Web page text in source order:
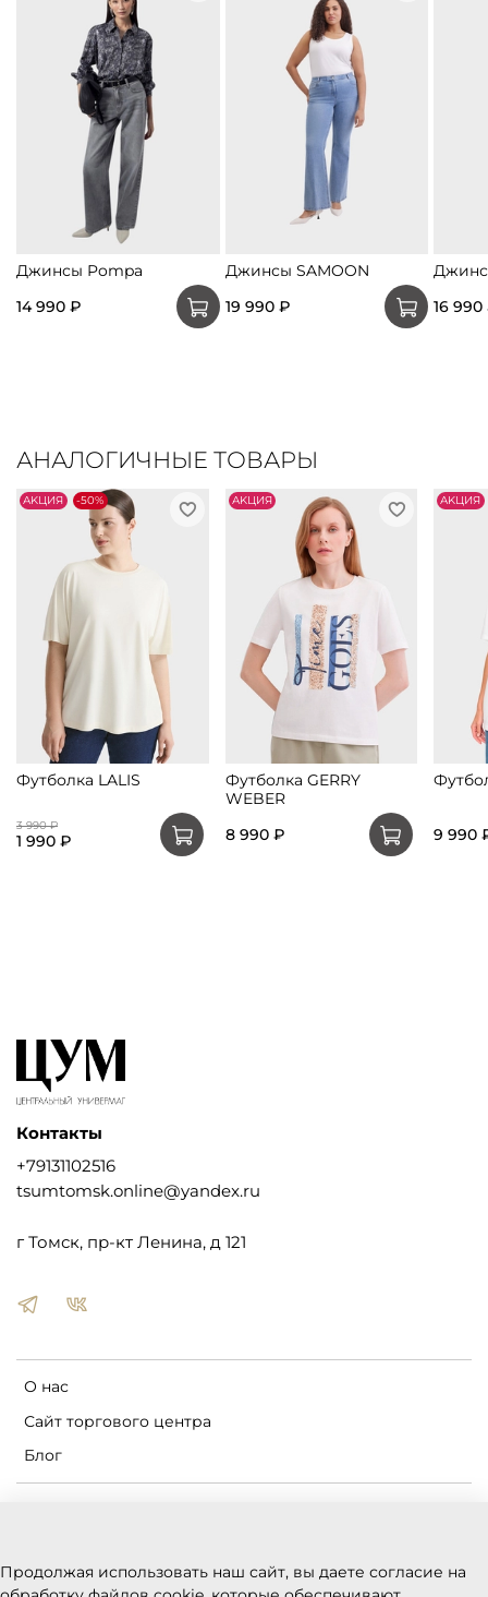
Джинсы Pompa
14 990 ₽
Джинсы SAMOON
19 990 ₽
16
АНАЛОГИЧНЫЕ ТОВАРЫ
АKЦИЯ -50%
Футболка LALIS
3 990 ₽
1 990 ₽
АKЦИЯ
Футболка GERRY
WEBER
8 990 ₽
АKЦИЯ
9 990
О нас
Сайт торгового центра
Блог
Условия обмена и возврата
Контакты
+79131102516
tsumtomsk.online@yandex.ru
г Томск, пр-кт Ленина, д 121
Продолжая использовать наш сайт, вы даете согласие на